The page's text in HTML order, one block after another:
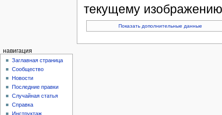
текущему
Показать дополнительные данные
навигация
Заглавная страница
Сообщество
Новости
Последние правки
Случайная статья
Справка
Инструктаж